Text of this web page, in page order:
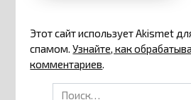
Этот сайт использует Akismet
спамом.Узнайте, как
комментариев.
Search